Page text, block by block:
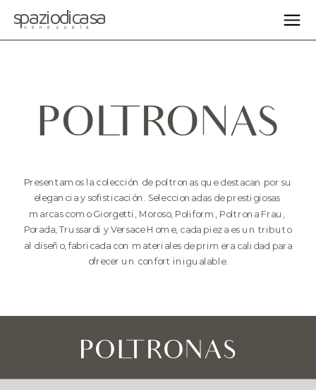
POLTRONAS
Presentamos la colección de poltronas que destacan por su
elegancia y sofisticación. Seleccionadas de prestigiosas
marcas como Giorgetti, Moroso, Poliform, Poltrona Frau,
Porada, Trussardi y Versace Home, cada pieza es un tributo
al diseño, fabricada con materiales de primera calidad para
ofrecer un confort inigualable.
POLTRONAS
spaziodicasa
venezuela